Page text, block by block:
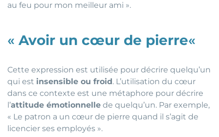
au feu pour mon meilleur ami ».
« Avoir un cœur de pierre«
Cette expression est utilisée pour décrire quelqu’un
qui est insensible ou froid . L’utilisation du cœur
dans ce contexte est une métaphore pour décrire
l’attitude émotionnelle de quelqu’un. Par exemple,
« Le patron a un cœur de pierre quand il s’agit de
licencier ses employés ».